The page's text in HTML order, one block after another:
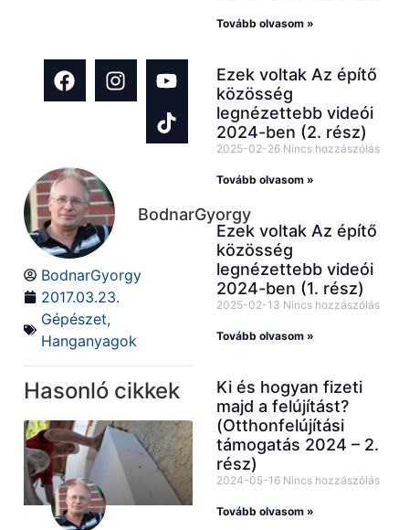
BodnarGyorgy
BodnarGyorgy
2017.03.23.
Gépészet,
Hanganyagok
Hasonló cikkek
Tovább olvasom »
Ezek voltak Az építő
közösség
legnézettebb videói
2024-ben (2. rész)
2025-02-26 Nincs hozzászólás
Tovább olvasom »
Ezek voltak Az építő
közösség
legnézettebb videói
2024-ben (1. rész)
2025-02-13 Nincs hozzászólás
Tovább olvasom »
Ki és hogyan fizeti
majd a felújítást?
(Otthonfelújítási
támogatás 2024 – 2.
rész)
2024-05-16 Nincs hozzászólás
Tovább olvasom »